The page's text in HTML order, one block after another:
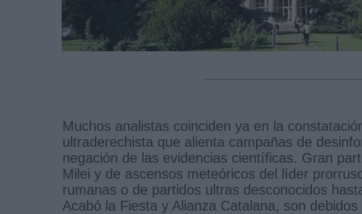
Muchos analistas coinciden ya en la
ultraderechista que alienta campañas de
negación de las evidencias científicas. Gran
Milei y de ascensos meteóricos del líder
rumanas o de partidos ultras desconocidos
Acabó la Fiesta y Alianza Catalana, son